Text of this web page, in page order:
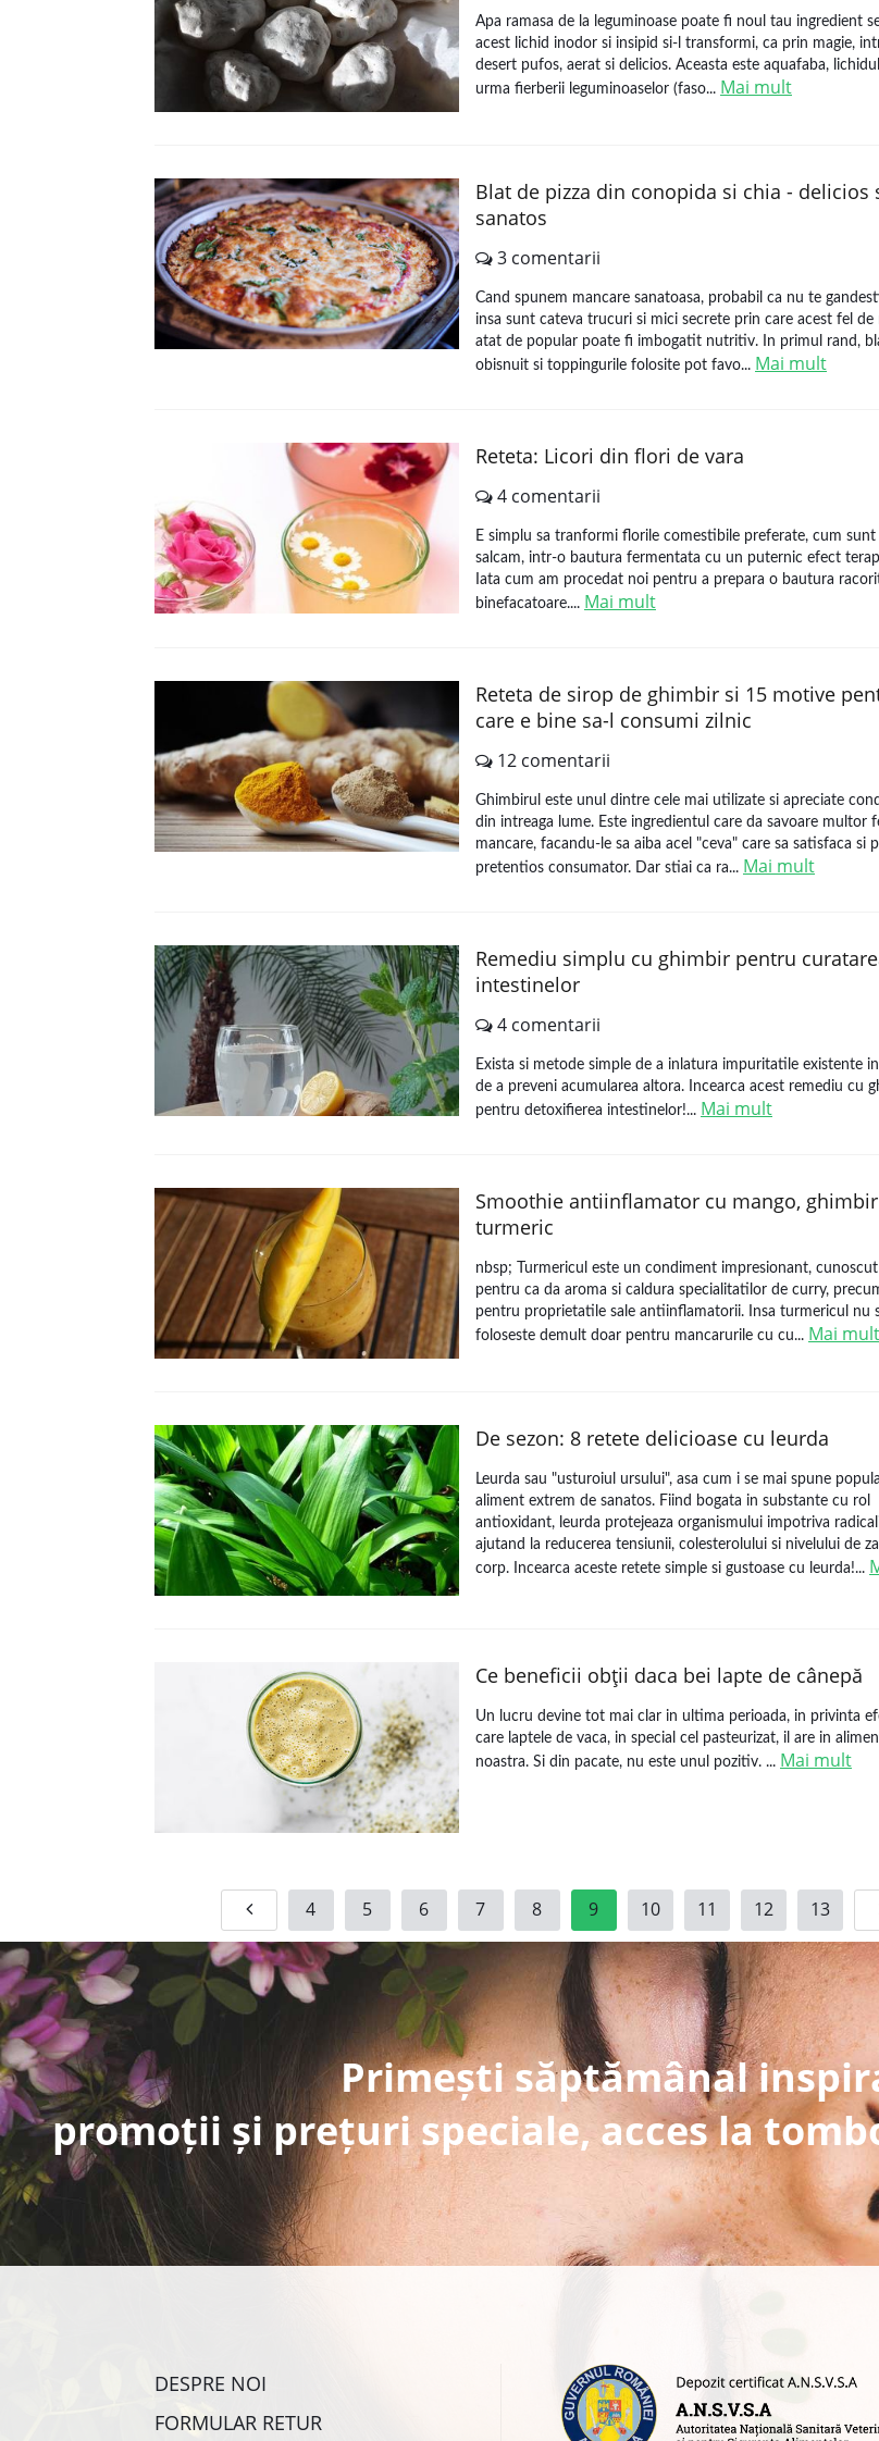
Apa ramasa de la leguminoase poate fi noul tau ingredient
acest lichid inodor si insipid si-l transformi, ca prin magie,
desert pufos, aerat si delicios. Aceasta este aquafaba,
urma fierberii leguminoaselor (faso... Mai mult
Blat de pizza din conopida si chia - delicios
sanatos
3 comentarii
Cand spunem mancare sanatoasa, probabil ca nu te
insa sunt cateva trucuri si mici secrete prin care acest fel de
atat de popular poate fi imbogatit nutritiv. In primul rand,
obisnuit si toppingurile folosite pot favo... Mai mult
Reteta: Licori din flori de vara
4 comentarii
E simplu sa tranformi florile comestibile preferate, cum sunt
salcam, intr-o bautura fermentata cu un puternic efect
Iata cum am procedat noi pentru a prepara o bautura
binefacatoare.... Mai mult
Reteta de sirop de ghimbir si 15 motive
care e bine sa-l consumi zilnic
12 comentarii
Ghimbirul este unul dintre cele mai utilizate si apreciate
din intreaga lume. Este ingredientul care da savoare multor
mancare, facandu-le sa aiba acel "ceva" care sa satisfaca si
pretentios consumator. Dar stiai ca ra... Mai mult
Remediu simplu cu ghimbir pentru
intestinelor
4 comentarii
Exista si metode simple de a inlatura impuritatile existente
de a preveni acumularea altora. Incearca acest remediu cu
pentru detoxifierea intestinelor!... Mai mult
Smoothie antiinflamator cu mango,
turmeric
nbsp; Turmericul este un condiment impresionant, cunoscut
pentru ca da aroma si caldura specialitatilor de curry,
pentru proprietatile sale antiinflamatorii. Insa turmericul nu
foloseste demult doar pentru mancarurile cu cu... Mai mult
De sezon: 8 retete delicioase cu leurda
Leurda sau "usturoiul ursului", asa cum i se mai spune
aliment extrem de sanatos. Fiind bogata in substante cu rol
antioxidant, leurda protejeaza organismului impotriva
ajutand la reducerea tensiunii, colesterolului si nivelului de
corp. Incearca aceste retete simple si gustoase cu leurda!...
Ce beneficii obţii daca bei lapte de cânepă
Un lucru devine tot mai clar in ultima perioada, in privinta
care laptele de vaca, in special cel pasteurizat, il are in
noastra. Si din pacate, nu este unul pozitiv. ... Mai mult
4 5 6 7 8 9 10 11 12 13
Primești săptămânal
promoții și prețuri speciale, acces la
DESPRE NOI
FORMULAR RETUR